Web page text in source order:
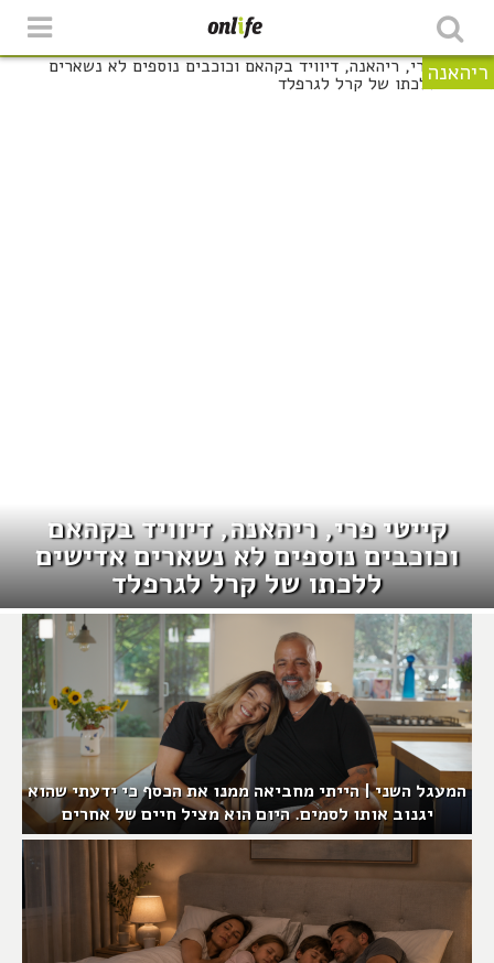
ריהאנה
קייטי פרי, ריהאנה, דיוויד בקהאם
וכוכבים נוספים לא נשארים אדישים
ללכתו של קרל לגרפלד
המעגל השני | הייתי מחביאה ממנו את הכסף כי ידעתי שהוא
יגנוב אותו לסמים. היום הוא מציל חיים של אחרים